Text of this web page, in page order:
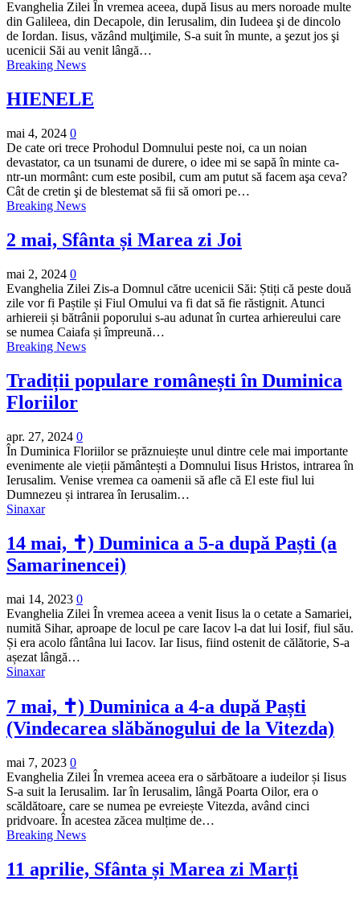
Evanghelia Zilei În vremea aceea, după Iisus au mers noroade multe
din Galileea, din Decapole, din Ierusalim, din Iudeea şi de dincolo
de Iordan. Iisus, văzând mulţimile, S-a suit în munte, a şezut jos şi
ucenicii Săi au venit lângă…
Breaking News
HIENELE
mai 4, 2024 0
De cate ori trece Prohodul Domnului peste noi, ca un noian
devastator, ca un tsunami de durere, o idee mi se sapă în minte ca-
ntr-un mormânt: cum este posibil, cum am putut să facem aşa ceva?
Cât de cretin şi de blestemat să fii să omori pe…
Breaking News
2 mai, Sfânta și Marea zi Joi
mai 2, 2024 0
Evanghelia Zilei Zis-a Domnul către ucenicii Săi: Știți că peste două
zile vor fi Paștile și Fiul Omului va fi dat să fie răstignit. Atunci
arhiereii și bătrânii poporului s-au adunat în curtea arhiereului care
se numea Caiafa și împreună…
Breaking News
Tradiții populare românești în Duminica
Floriilor
apr. 27, 2024 0
În Duminica Floriilor se prăznuiește unul dintre cele mai importante
evenimente ale vieții pământești a Domnului Iisus Hristos, intrarea în
Ierusalim. Venise vremea ca oamenii să afle că El este fiul lui
Dumnezeu și intrarea în Ierusalim…
Sinaxar
14 mai, ✝) Duminica a 5-a după Paști (a
Samarinencei)
mai 14, 2023 0
Evanghelia Zilei În vremea aceea a venit Iisus la o cetate a Samariei,
numită Sihar, aproape de locul pe care Iacov l-a dat lui Iosif, fiul său.
Și era acolo fântâna lui Iacov. Iar Iisus, fiind ostenit de călătorie, S-a
așezat lângă…
Sinaxar
7 mai, ✝) Duminica a 4-a după Paști
(Vindecarea slăbănogului de la Vitezda)
mai 7, 2023 0
Evanghelia Zilei În vremea aceea era o sărbătoare a iudeilor și Iisus
S-a suit la Ierusalim. Iar în Ierusalim, lângă Poarta Oilor, era o
scăldătoare, care se numea pe evreiește Vitezda, având cinci
pridvoare. În acestea zăcea mulțime de…
Breaking News
11 aprilie, Sfânta și Marea zi Marți